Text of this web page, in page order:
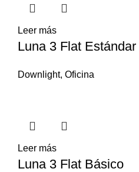
Leer más
Luna 3 Flat Estándar
Downlight, Oficina
Leer más
Luna 3 Flat Básico